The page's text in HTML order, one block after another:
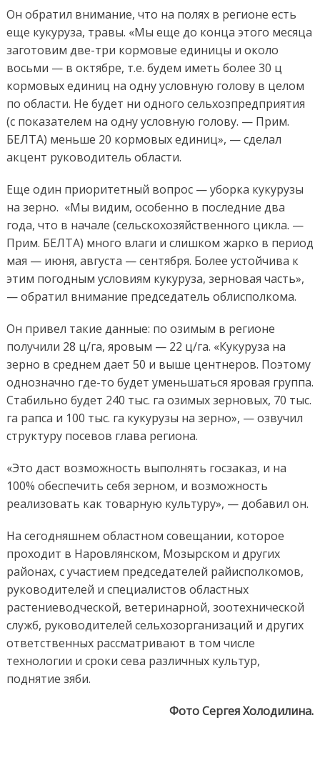
Он обратил внимание, что на полях в регионе есть
еще кукуруза, травы. «Мы еще до конца этого месяца
заготовим две-три кормовые единицы и около
восьми — в октябре, т.е. будем иметь более 30 ц
кормовых единиц на одну условную голову в целом
по области. Не будет ни одного сельхозпредприятия
(с показателем на одну условную голову. — Прим.
БЕЛТА) меньше 20 кормовых единиц», — сделал
акцент руководитель области.
Еще один приоритетный вопрос — уборка кукурузы
на зерно. «Мы видим, особенно в последние два
года, что в начале (сельскохозяйственного цикла. —
Прим. БЕЛТА) много влаги и слишком жарко в период
мая — июня, августа — сентября. Более устойчива к
этим погодным условиям кукуруза, зерновая часть»,
— обратил внимание председатель облисполкома.
Он привел такие данные: по озимым в регионе
получили 28 ц/га, яровым — 22 ц/га. «Кукуруза на
зерно в среднем дает 50 и выше центнеров. Поэтому
однозначно где-то будет уменьшаться яровая группа.
Стабильно будет 240 тыс. га озимых зерновых, 70 тыс.
га рапса и 100 тыс. га кукурузы на зерно», — озвучил
структуру посевов глава региона.
«Это даст возможность выполнять госзаказ, и на
100% обеспечить себя зерном, и возможность
реализовать как товарную культуру», — добавил он.
На сегодняшнем областном совещании, которое
проходит в Наровлянском, Мозырском и других
районах, с участием председателей райисполкомов,
руководителей и специалистов областных
растениеводческой, ветеринарной, зоотехнической
служб, руководителей сельхозорганизаций и других
ответственных рассматривают в том числе
технологии и сроки сева различных культур,
поднятие зяби.
Фото Сергея Холодилина.